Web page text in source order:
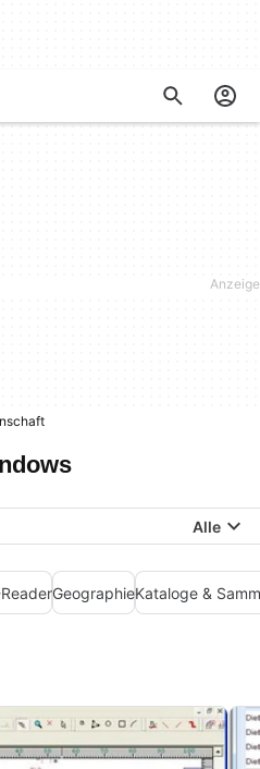
Alle
GeographieKataloge &